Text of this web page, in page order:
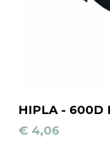
HIPLA - 600D
€ 4,06